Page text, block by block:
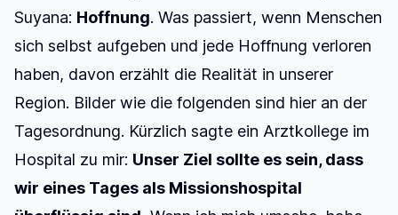
Suyana: Hoffnung. Was passiert, wenn Menschen
sich selbst aufgeben und jede Hoffnung verloren
haben, davon erzählt die Realität in unserer
Region. Bilder wie die folgenden sind hier an der
Tagesordnung. Kürzlich sagte ein Arztkollege im
Hospital zu mir: Unser Ziel sollte es sein, dass
wir eines Tages als Missionshospital